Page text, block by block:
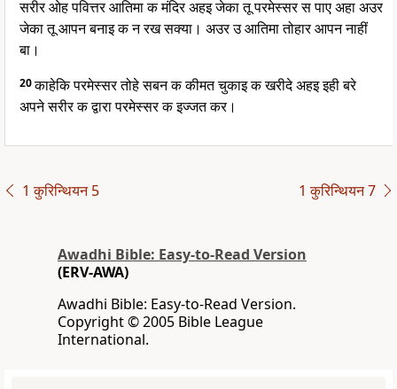
सरीर ओह पवित्तर आतिमा क मंदिर अहइ जेका तू परमेस्सर स पाए अहा अउर
जेका तू आपन बनाइ क न रख सक्या। अउर उ आतिमा तोहार आपन नाहीं
बा।
20काहेकि परमेस्सर तोहे सबन क कीमत चुकाइ क खरीदे अहइ इही बरे
अपने सरीर क द्वारा परमेस्सर क इज्जत कर।
1 कुरिन्थियन 5 1 कुरिन्थियन 7
Awadhi Bible: Easy-to-Read Version
(ERV-AWA)
Awadhi Bible: Easy-to-Read Version.
Copyright © 2005 Bible League
International.